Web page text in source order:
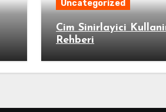
Uncategorized
Cim Sinirlayici
Rehberi